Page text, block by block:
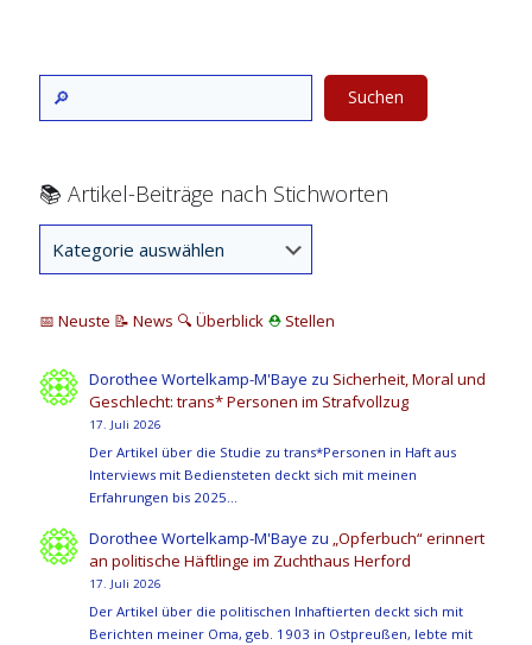
Suchen
📚 Artikel-Beiträge nach Stichworten
📅 Neuste 📝 News 🔍 Überblick ⛑ Stellen
Dorothee Wortelkamp-M'Baye zu Sicherheit, Moral und
Geschlecht: trans* Personen im Strafvollzug
17. Juli 2026
Der Artikel über die Studie zu trans*Personen in Haft aus
Interviews mit Bediensteten deckt sich mit meinen
Erfahrungen bis 2025…
Dorothee Wortelkamp-M'Baye zu „Opferbuch“ erinnert
an politische Häftlinge im Zuchthaus Herford
17. Juli 2026
Der Artikel über die politischen Inhaftierten deckt sich mit
Berichten meiner Oma, geb. 1903 in Ostpreußen, lebte mit